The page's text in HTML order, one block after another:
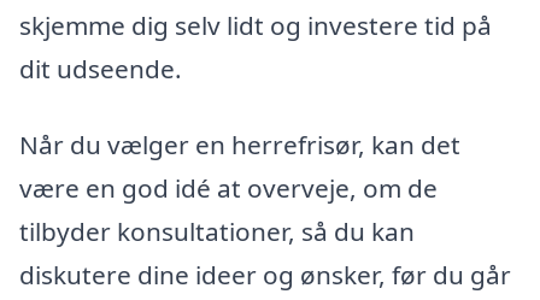
skjemme dig selv lidt og investere tid på
dit udseende.
Når du vælger en herrefrisør, kan det
være en god idé at overveje, om de
tilbyder konsultationer, så du kan
diskutere dine ideer og ønsker, før du går